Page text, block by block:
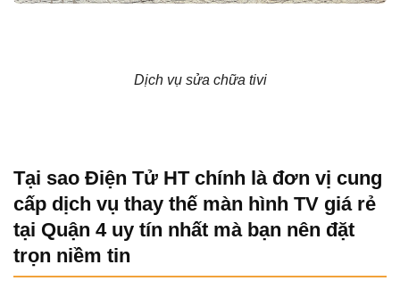
Dịch vụ sửa chữa tivi
Tại sao Điện Tử HT chính là đơn vị cung
cấp dịch vụ thay thế màn hình TV giá rẻ
tại Quận 4 uy tín nhất mà bạn nên đặt
trọn niềm tin